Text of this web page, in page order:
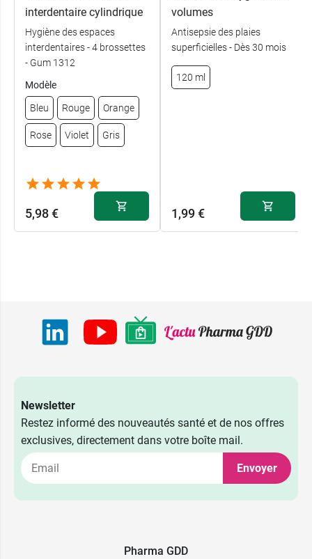
interdentaire cylindrique
Hygiène des espaces
interdentaires - 4 brossettes
- Gum 1312
Modèle
Bleu Rouge Orange
Rose Violet Gris
5,98 €
Orange
volumes
Antisepsie des plaies
superficielles - Dès 30 mois
120 ml
1,99 €
Newsletter
Restez informé des nouveautés santé et de nos offres
exclusives, directement dans votre boîte mail.
Envoyer
Pharma GDD